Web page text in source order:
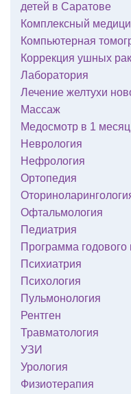
детей в Саратове
Комплексный
Компьютерная
Коррекция ушных
Лаборатория
Лечение желтухи
Массаж
Медосмотр в 1 месяц
Неврология
Нефрология
Ортопедия
Офтальмология
Педиатрия
Программа
Психиатрия
Психология
Пульмонология
Рентген
Травматология
УЗИ
Урология
Физиотерапия